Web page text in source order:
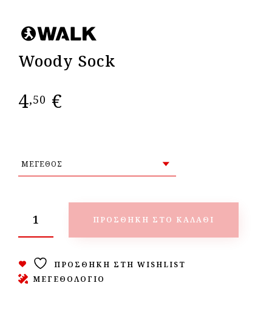
Woody Sock
4,50 €
ΠΡΟΣΘΉΚΗ ΣΤΟ ΚΑΛΆΘΙ
ΠΡΟΣΘΉΚΗ ΣΤΗ WISHLIST
ΜΕΓΕΘΟΛΟΓΙΟ